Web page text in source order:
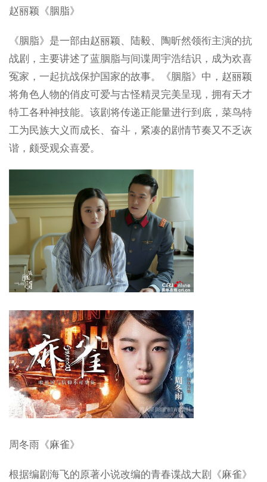
赵丽颖《胭脂》
《胭脂》是一部由赵丽颖、陆毅、陶昕然领衔主演的抗
战剧，主要讲述了蓝胭脂与间谍周宇浩结识，成为欢喜
冤家，一起抗战保护国家的故事。《胭脂》中，赵丽颖
将角色人物的俏皮可爱与古怪精灵完美呈现，拥有天才
特工各种神技能。该剧将传递正能量进行到底，菜鸟特
工为民族大义而成长、奋斗，紧凑的剧情节奏又不乏诙
谐，颇受观众喜爱。
周冬雨《麻雀》
根据编剧海飞的原著小说改编的青春谍战大剧《麻雀》